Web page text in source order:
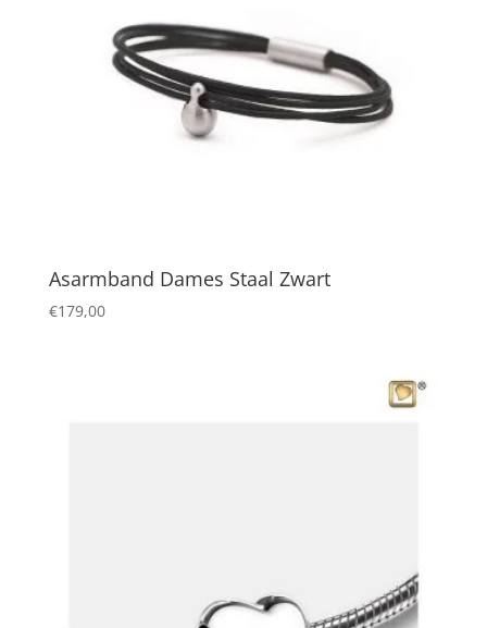
Asarmband Dames Staal Zwart
€179,00